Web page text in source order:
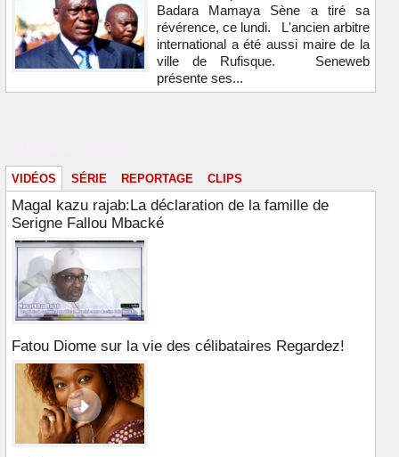
Badara Mamaya Sène a tiré sa
révérence, ce lundi. L'ancien arbitre
international a été aussi maire de la
ville de Rufisque. Seneweb
présente ses...
VIDÉOS SÉRIE REPORTAGE CLIPS
Magal kazu rajab:La déclaration de la famille de
Serigne Fallou Mbacké
Fatou Diome sur la vie des célibataires Regardez!